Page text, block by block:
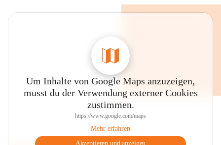
Um Inhalte von Google Maps anzuzeigen,
musst du der Verwendung externer Cookies
zustimmen.
https://www.google.com/maps
Mehr erfahren
Akzeptieren und anzeigen